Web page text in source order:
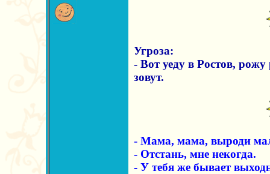
Угроза:
- Вот уеду в Ростов,
зовут.
- Мама, мама, выроди
- Отстань, мне некогда.
- У тебя же бывает